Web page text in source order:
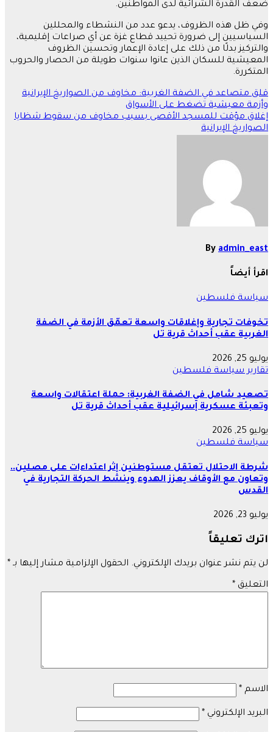
ضعف القدرة الشرائية لدى المواطنين.
وفي ظل هذه الظروف، يدعو عدد من النشطاء والمحللين
السياسيين إلى ضرورة تحييد قطاع غزة عن أي صراعات إقليمية،
والتركيز بدلًا من ذلك على إعادة الإعمار وتحسين الظروف
المعيشية للسكان الذين عانوا سنوات طويلة من الحصار والحروب
المتكررة.
تصفّح
المقالات
قلق متصاعد في الضفة الغربية: مخاوف من الصواريخ الإيرانية
وأزمة معيشية تضغط على الأسواق
إغلاق مؤقت للمسجد الأقصى بسبب مخاوف من سقوط شظايا
الصواريخ الإيرانية
By admin_east
اقرأ أيضاً
سياسةفلسطين
تخوفات تجارية وإغلاقات واسعة تعمّق الأزمة في الضفة
الغربية عقب أحداث قرية تل
يوليو 25, 2026
تقاريرسياسةفلسطين
تصعيد شامل في الضفة الغربية: حملة اعتقالات واسعة
وتعبئة عسكرية إسرائيلية عقب أحداث قرية تل
يوليو 25, 2026
سياسةفلسطين
شرطة الاحتلال تعتقل مستوطنين إثر اعتداءات على مصلين..
وتعاون مع الأوقاف يعزز الهدوء وينشط الحركة التجارية في
القدس
يوليو 23, 2026
اترك تعليقاً
لن يتم نشر عنوان بريدك الإلكتروني. الحقول الإلزامية مشار إليها بـ *
التعليق *
الاسم *
البريد الإلكتروني *